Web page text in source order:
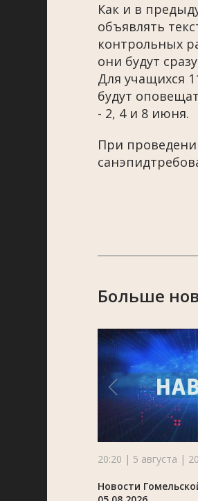
Как и в
объявлять
контрольных
они будут
Для учащихся
будут
- 2, 4 и 8 июня.
При
Больше
20:20 | 5 августа |
Новости